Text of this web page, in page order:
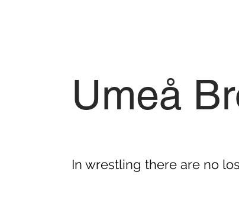
In wrestling there are no
Umeå